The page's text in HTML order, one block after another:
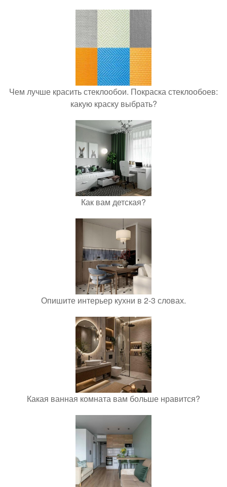
Чем лучше красить стеклообои. Покраска стеклообоев:
какую краску выбрать?
Как вам детская?
Опишите интерьер кухни в 2-3 словах.
Какая ванная комната вам больше нравится?